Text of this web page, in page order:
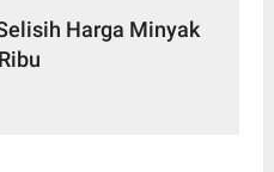
Harga Minyak